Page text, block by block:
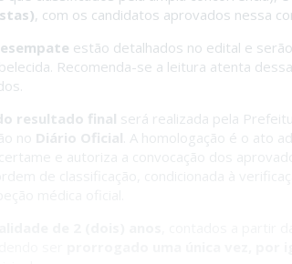
, com os candidatos aprovados nessa
estão detalhados no edital e
Recomenda-se a leitura atenta
resultado final será realizada pela
no Diário Oficial . A homologação é o ato